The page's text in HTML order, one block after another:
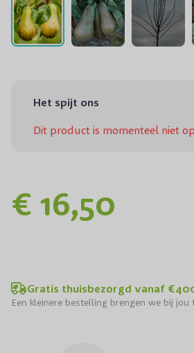
Het spijt ons
Dit product is momenteel niet
€ 16,50
Gratis thuisbezorgd vanaf
Een kleinere bestelling brengen we bij jou